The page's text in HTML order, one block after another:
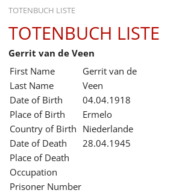
TOTENBUCH LISTE
STARTSEITE
AUSSTELLUNGEN
GESCHICHTE
BILDUNG
FORSCHUNG
SERVICE
Leichte Sprache
TOTENBUCH LISTE
Gerrit van de Veen
First Name
Gerrit van de
Last Name
Veen
Date of Birth
04.04.1918
Place of Birth
Ermelo
Country of Birth Niederlande
Date of Death
28.04.1945
Place of Death
Occupation
Prisoner Number